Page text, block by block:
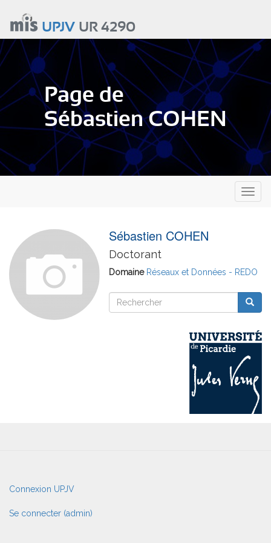
contenu
principal
UPJVUR 4290
Page de
Sébastien COHEN
Sébastien COHEN
Doctorant
Domaine Réseaux et Données - REDO
Rechercher
Rechercher
User
account
menu
Connexion UPJV
Se connecter (admin)